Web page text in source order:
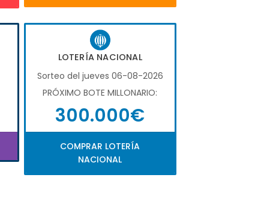
LOTERÍA NACIONAL
Sorteo del jueves 06-08-2026
PRÓXIMO BOTE MILLONARIO:
300.000€
COMPRAR LOTERÍA
NACIONAL